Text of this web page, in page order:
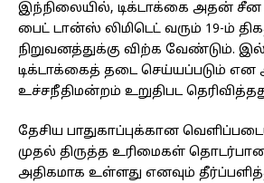
இந்நிலையில், டிக்டாக்கை அதன் சீன
பைட் டான்ஸ் லிமிடெட் வரும் 19-ம்
நிறுவனத்துக்கு விற்க வேண்டும்.
டிக்டாக்கைத் தடை செய்யப்படும் என
உச்சநீதிமன்றம் உறுதிபட
தேசிய பாதுகாப்புக்கான
முதல் திருத்த உரிமைகள்
அதிகமாக உள்ளது எனவும்